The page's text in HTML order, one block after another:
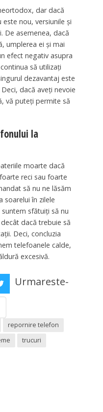
dar dacă
nou, versiunile și
De asemenea, dacă
umplerea ei și mai
efect negativ asupra
să utilizați
dezavantaj este
dacă aveți nevoie
vă puteți permite să
la
moarte dacă
reci sau foarte
să nu ne lăsăm
soarelui în zilele
sfătuiți să nu
dacă trebuie să
Deci, concluzia
telefoanele calde,
excesivă.
Urmareste-
repornire telefon
trucuri